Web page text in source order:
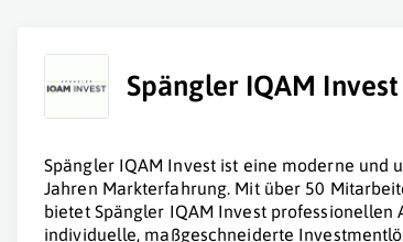
Spängler IQAM
Spängler IQAM Invest ist eine moderne und
Jahren Markterfahrung. Mit über 50
bietet Spängler IQAM Invest
individuelle, maßgeschneiderte